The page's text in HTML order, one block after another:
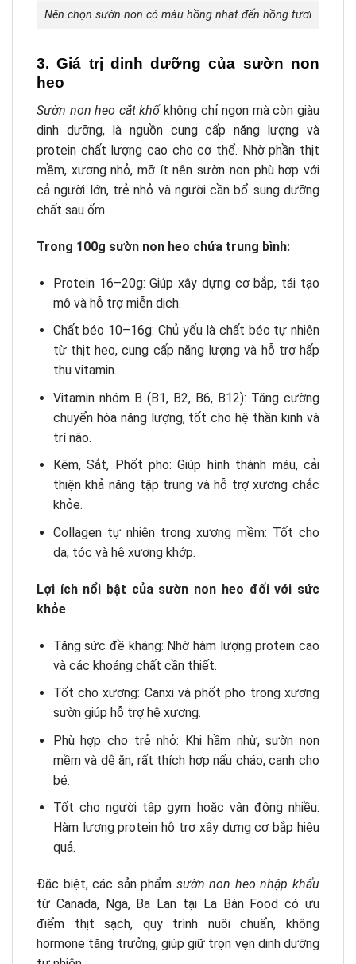
Nên chọn sườn non có màu hồng nhạt đến hồng tươi
3. Giá trị dinh dưỡng của sườn non
heo
Sườn non heo cắt khổkhông chỉ ngon mà còn giàu
dinh dưỡng, là nguồn cung cấp năng lượng và
protein chất lượng cao cho cơ thể. Nhờ phần thịt
mềm, xương nhỏ, mỡ ít nên sườn non phù hợp với
cả người lớn, trẻ nhỏ và người cần bổ sung dưỡng
chất sau ốm.
Trong 100g sườn non heo chứa trung bình:
Protein 16–20g: Giúp xây dựng cơ bắp, tái tạo
mô và hỗ trợ miễn dịch.
Chất béo 10–16g: Chủ yếu là chất béo tự nhiên
từ thịt heo, cung cấp năng lượng và hỗ trợ hấp
thu vitamin.
Vitamin nhóm B (B1, B2, B6, B12): Tăng cường
chuyển hóa năng lượng, tốt cho hệ thần kinh và
trí não.
Kẽm, Sắt, Phốt pho: Giúp hình thành máu, cải
thiện khả năng tập trung và hỗ trợ xương chắc
khỏe.
Collagen tự nhiên trong xương mềm: Tốt cho
da, tóc và hệ xương khớp.
Lợi ích nổi bật của sườn non heo đối với sức
khỏe
Tăng sức đề kháng: Nhờ hàm lượng protein cao
và các khoáng chất cần thiết.
Tốt cho xương: Canxi và phốt pho trong xương
sườn giúp hỗ trợ hệ xương.
Phù hợp cho trẻ nhỏ: Khi hầm nhừ, sườn non
mềm và dễ ăn, rất thích hợp nấu cháo, canh cho
bé.
Tốt cho người tập gym hoặc vận động nhiều:
Hàm lượng protein hỗ trợ xây dựng cơ bắp hiệu
quả.
Đặc biệt, các sản phẩm sườn non heo nhập khẩu
từ Canada, Nga, Ba Lan tại La Bàn Food có ưu
điểm thịt sạch, quy trình nuôi chuẩn, không
hormone tăng trưởng, giúp giữ trọn vẹn dinh dưỡng